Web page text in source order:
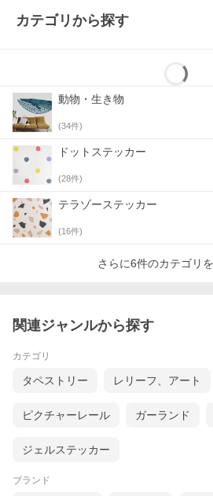
カテゴリから探す
動物・生き物
(34件)
ドットステッカー
(28件)
テラゾーステッカー
(16件)
さらに6件のカテゴリ
関連ジャンルから探す
カテゴリ
タペストリー レリーフ、アート
ピクチャーレール ガーランド
ジェルステッカー
ブランド